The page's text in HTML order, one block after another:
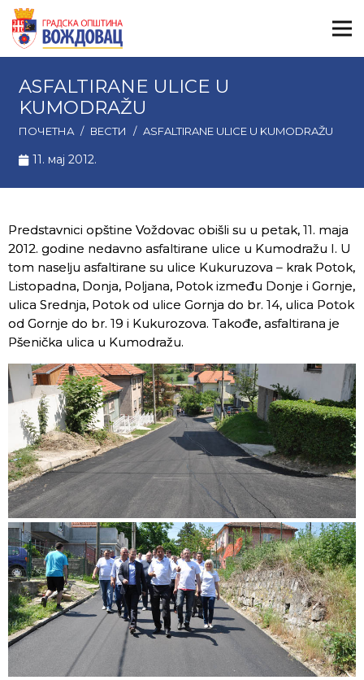
ASFALTIRANE ULICE U
KUMODRAŽU
ПОЧЕТНА / ВЕСТИ / ASFALTIRANE ULICE U KUMODRAŽU
11. мај 2012.
Predstavnici opštine Voždovac obišli su u petak, 11. maja
2012. godine nedavno asfaltirane ulice u Kumodražu I. U
tom naselju asfaltirane su ulice Kukuruzova – krak Potok,
Listopadna, Donja, Poljana, Potok između Donje i Gornje,
ulica Srednja, Potok od ulice Gornja do br. 14, ulica Potok
od Gornje do br. 19 i Kukurozova. Takođe, asfaltirana je
Pšenička ulica u Kumodražu.